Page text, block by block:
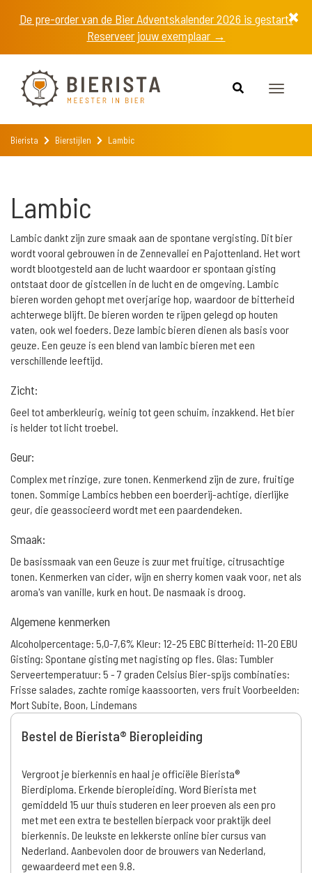
De pre-order van de Bier Adventskalender 2026 is gestart!
Reserveer jouw exemplaar →
Toggle
Bierista Bierstijlen Lambic
Lambic
Lambic dankt zijn zure smaak aan de spontane vergisting. Dit bier
wordt vooral gebrouwen in de Zennevallei en Pajottenland. Het wort
wordt blootgesteld aan de lucht waardoor er spontaan gisting
ontstaat door de gistcellen in de lucht en de omgeving. Lambic
bieren worden gehopt met overjarige hop, waardoor de bitterheid
achterwege blijft. De bieren worden te rijpen gelegd op houten
vaten, ook wel foeders. Deze lambic bieren dienen als basis voor
geuze. Een geuze is een blend van lambic bieren met een
verschillende leeftijd.
Zicht:
Geel tot amberkleurig, weinig tot geen schuim, inzakkend. Het bier
is helder tot licht troebel.
Geur:
Complex met rinzige, zure tonen. Kenmerkend zijn de zure, fruitige
tonen. Sommige Lambics hebben een boerderij-achtige, dierlijke
geur, die geassocieerd wordt met een paardendeken.
Smaak:
De basissmaak van een Geuze is zuur met fruitige, citrusachtige
tonen. Kenmerken van cider, wijn en sherry komen vaak voor, net als
aroma's van vanille, kurk en hout. De nasmaak is droog.
Algemene kenmerken
Alcoholpercentage: 5,0-7,6% Kleur: 12-25 EBC Bitterheid: 11-20 EBU
Gisting: Spontane gisting met nagisting op fles. Glas: Tumbler
Serveertemperatuur: 5 - 7 graden Celsius Bier-spijs combinaties:
Frisse salades, zachte romige kaassoorten, vers fruit Voorbeelden:
Mort Subite, Boon, Lindemans
Bestel de Bierista® Bieropleiding
Vergroot je bierkennis en haal je officiële Bierista®
Bierdiploma. Erkende bieropleiding. Word Bierista met
gemiddeld 15 uur thuis studeren en leer proeven als een pro
met met een extra te bestellen bierpack voor praktijk deel
bierkennis. De leukste en lekkerste online bier cursus van
Nederland. Aanbevolen door de brouwers van Nederland,
gewaardeerd met een 9.8.